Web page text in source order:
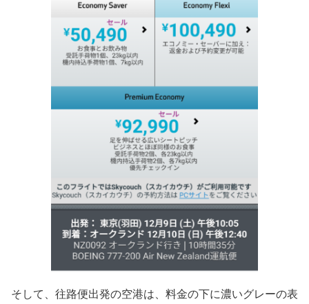
そして、往路便出発の空港は、料金の下に濃いグレーの表